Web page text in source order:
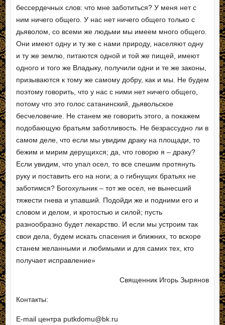
бессердечных слов: что мне заботиться? У меня нет с
ним ничего общего. У нас нет ничего общего только с
дьяволом, со всеми же людьми мы имеем много общего.
Они имеют одну и ту же с нами природу, населяют одну
и ту же землю, питаются одной и той же пищей, имеют
одного и того же Владыку, получили одни и те же законы,
призываются к тому же самому добру, как и мы. Не будем
поэтому говорить, что у нас с ними нет ничего общего,
потому что это голос сатанинский, дьявольское
бесчеловечие. Не станем же говорить этого, а покажем
подобающую братьям заботливость. Не безрассудно ли в
самом деле, что если мы увидим драку на площади, то
бежим и мирим дерущихся; да, что говорю я – драку?
Если увидим, что упал осел, то все спешим протянуть
руку и поставить его на ноги; а о гибнущих братьях не
заботимся? Богохульник – тот же осел, не вынесший
тяжести гнева и упавший. Подойди же и подними его и
словом и делом, и кротостью и силой; пусть
разнообразно будет лекарство. И если мы устроим так
свои дела, будем искать спасения и ближних, то вскоре
станем желанными и любимыми и для самих тех, кто
получает исправление»
Священник Игорь Зырянов
Контакты:
E-mail центра putkdomu@bk.ru